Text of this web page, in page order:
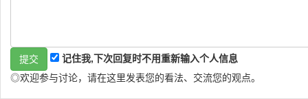
记住我,下次回复时不用重新输入个人信息
◎欢迎参与讨论，请在这里发表您的看法、交流您的观点。